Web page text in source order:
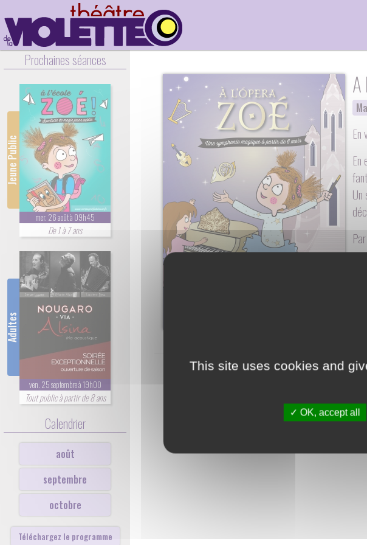
Prochaines séances
Jeune Public
mer. 26 août à 09h45
De 1 à 7 ans
Adultes
ven. 25 septembre à 19h00
Tout public à partir de 8 ans
Calendrier
août
septembre
octobre
Téléchargez le programme
A
En
This site uses cookies and
OK, accept all